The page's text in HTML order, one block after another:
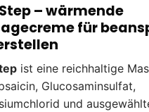
– wärmende
für
ist eine reichhaltige
Glucosaminsulfat,
und